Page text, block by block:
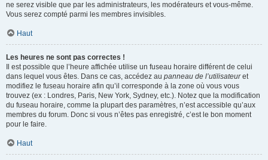
ne serez visible que par les administrateurs, les modérateurs et vous-même.
Vous serez compté parmi les membres invisibles.
Haut
Les heures ne sont pas correctes !
Il est possible que l’heure affichée utilise un fuseau horaire différent de celui
dans lequel vous êtes. Dans ce cas, accédez au panneau de l’utilisateuret
modifiez le fuseau horaire afin qu’il corresponde à la zone où vous vous
trouvez (ex : Londres, Paris, New York, Sydney, etc.). Notez que la modification
du fuseau horaire, comme la plupart des paramètres, n’est accessible qu’aux
membres du forum. Donc si vous n’êtes pas enregistré, c’est le bon moment
pour le faire.
Haut